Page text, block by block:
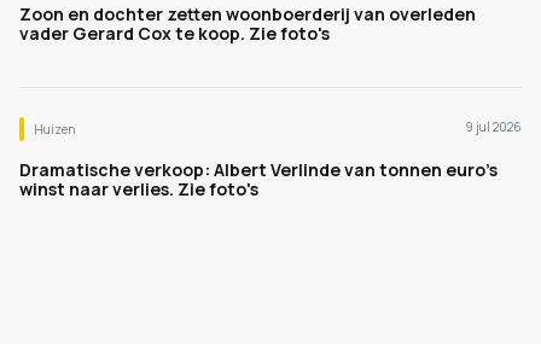
Zoon en dochter zetten woonboerderij van overleden
vader Gerard Cox te koop. Zie foto's
Huizen 9 jul 2026
Dramatische verkoop: Albert Verlinde van tonnen euro's
winst naar verlies. Zie foto's